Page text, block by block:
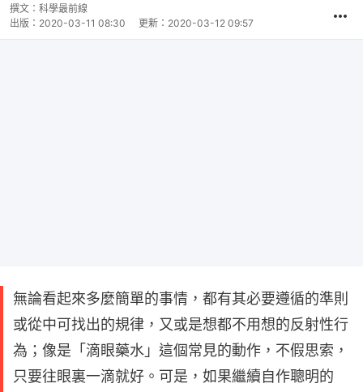
撰文： 科學最前線
出版： 2020-03-11 08:30 更新： 2020-03-12 09:57
無論看起來多麼簡單的事情，都有其必要遵循的準則
或從中可找出的規律，又或是想都不用想的反射性行
為；像是「滴眼藥水」這個常見的動作，不假思索，
只要往眼裏一滴就好。可是，如果繼續自作聰明的